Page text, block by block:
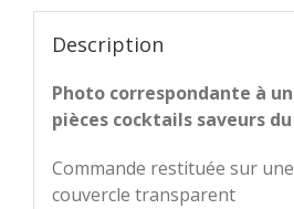
Description
Photo correspondante à
pièces cocktails saveurs
Commande restituée sur
couvercle transparent